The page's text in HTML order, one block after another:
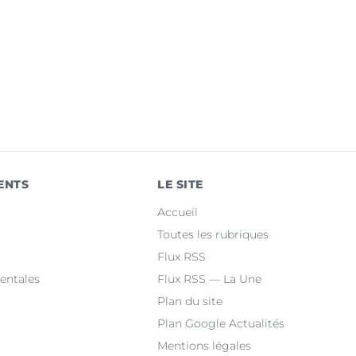
LE SITE
Accueil
Toutes les rubriques
Flux RSS
Flux RSS — La Une
Plan du site
Plan Google Actualités
Mentions légales